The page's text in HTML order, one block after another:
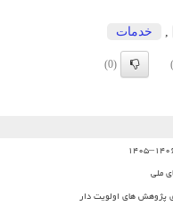
خدمات
(0)